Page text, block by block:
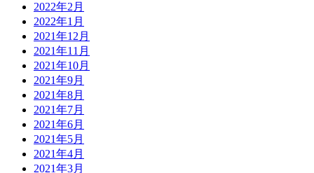
2022年2月
2022年1月
2021年12月
2021年11月
2021年10月
2021年9月
2021年8月
2021年7月
2021年6月
2021年5月
2021年4月
2021年3月